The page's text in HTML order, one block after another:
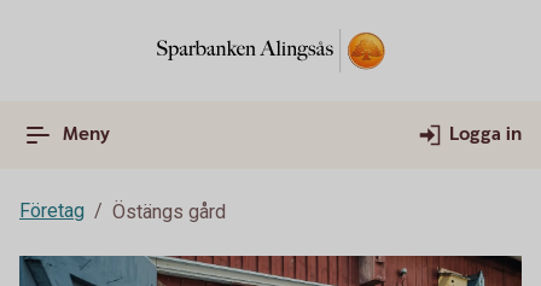
Meny Logga in
Företag Östängs gård